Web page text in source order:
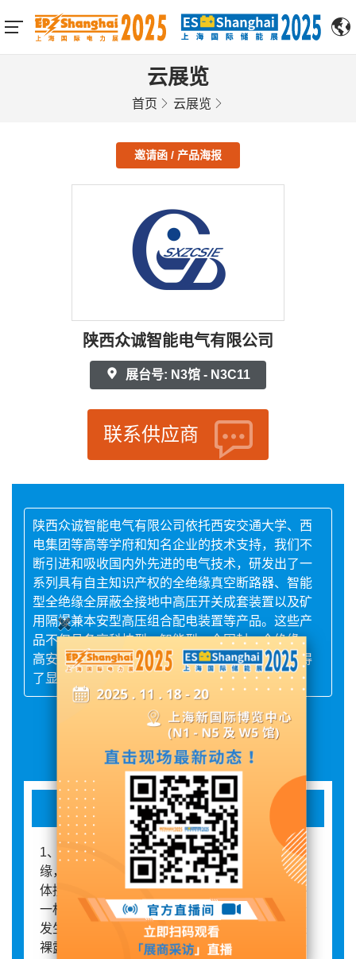
云展览
首页 云展览
邀请函 / 产品海报
陕西众诚智能电气有限公司
展台号: N3馆 - N3C11
联系供应商
陕西众诚智能电气有限公司依托西安交通大学、西
电集团等高等学府和知名企业的技术支持，我们不
断引进和吸收国内外先进的电气技术，研发出了一
系列具有自主知识产权的全绝缘真空断路器、智能
型全绝缘全屏蔽全接地中高压开关成套装置以及矿
用隔爆兼本安型高压组合配电装置等产品。这些产
品不仅具备高科技型、智能型、全固封、全绝缘、
高安全性、免维护等特性，而且在实际应用中取得
了显著的成效，赢得了广大客户的认可和好评。
展品详情
35KV固体全绝缘开关设备
1、本质安全;我们的产品做到一次带电回路全绝
缘，全固封，全接地，全屏蔽，常规产品只是壳
体接地，我们除了做到柜体接地还做到了三相每
一相都接地，相与相之间都是零电位，永远不会
发生相间短路和爆炸的风险，常规产品母排都是
裸露的，我们采用的是全绝缘的管状母线，不会